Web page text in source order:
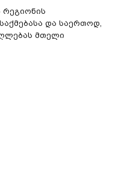
რეგიონის
და საერთოდ,
მთელი